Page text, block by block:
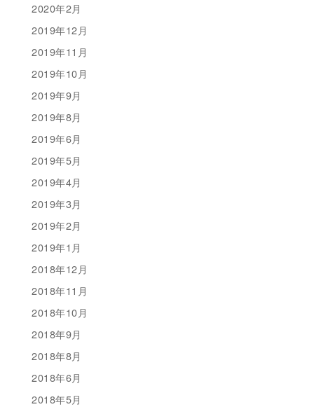
2020年2月
2019年12月
2019年11月
2019年10月
2019年9月
2019年8月
2019年6月
2019年5月
2019年4月
2019年3月
2019年2月
2019年1月
2018年12月
2018年11月
2018年10月
2018年9月
2018年8月
2018年6月
2018年5月